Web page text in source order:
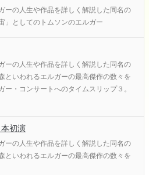
ーの人生や作品を詳しく解説した同名の
」としてのトムソンのエルガー
ーの人生や作品を詳しく解説した同名の
といわれるエルガーの最高傑作の数々を
ー・コンサートへのタイムスリップ３。
初演
ーの人生や作品を詳しく解説した同名の
といわれるエルガーの最高傑作の数々を